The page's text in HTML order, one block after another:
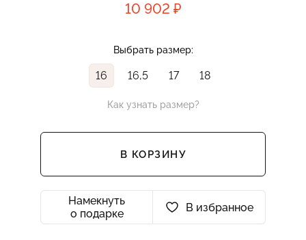
10 902 ₽
Выбрать размер:
16 16,5 17 18
Как узнать размер?
В КОРЗИНУ
Намекнуть
о подарке
В избранное